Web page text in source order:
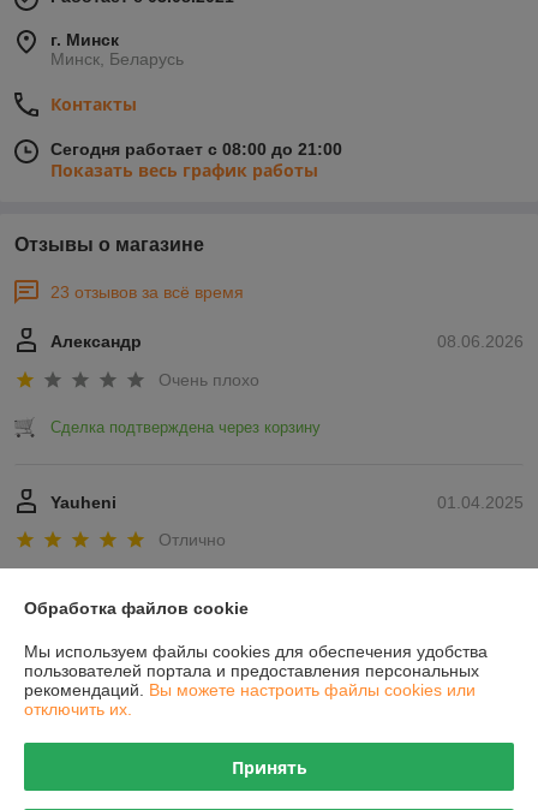
г. Минск
Минск, Беларусь
Контакты
Сегодня работает с 08:00 до 21:00
Показать весь график работы
Отзывы о магазине
23 отзывов за всё время
08.06.2026
Александр
Очень плохо
Сделка подтверждена через корзину
01.04.2025
Yauheni
Отлично
О нас
Обработка файлов cookie
Мы используем файлы cookies для обеспечения удобства
пользователей портала и предоставления персональных
рекомендаций. Вы можете настроить файлы cookies или
отключить их.
Принять